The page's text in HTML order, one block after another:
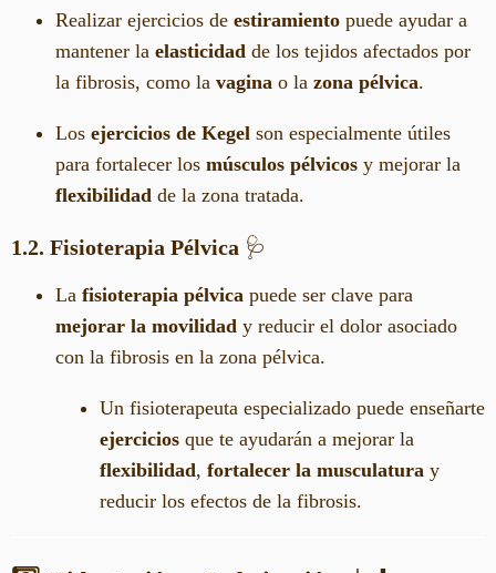
Realizar ejercicios de estiramiento puede ayudar a
mantener la elasticidad de los tejidos afectados por
la fibrosis, como la vagina o la zona pélvica.
Los ejercicios de Kegel son especialmente útiles
para fortalecer los músculos pélvicos y mejorar la
flexibilidad de la zona tratada.
1.2. Fisioterapia Pélvica 🩺
La fisioterapia pélvica puede ser clave para
mejorar la movilidad y reducir el dolor asociado
con la fibrosis en la zona pélvica.
Un fisioterapeuta especializado puede enseñarte
ejercicios que te ayudarán a mejorar la
flexibilidad, fortalecer la musculatura y
reducir los efectos de la fibrosis.